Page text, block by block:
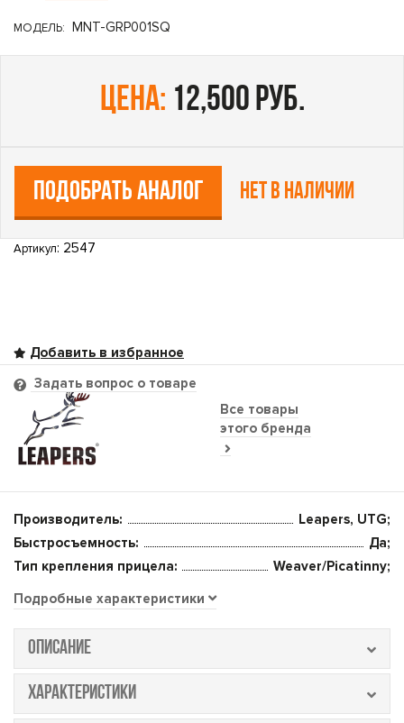
МОДЕЛЬ: MNT-GRP001SQ
цена: 12,500 руб.
ПОДОБРАТЬ АНАЛОГ Нет в наличии
Артикул: 2547
Все товары
этого бренда
Задать вопрос о товаре
Производитель:
Leapers, UTG;
Быстросъемность:
Да;
Тип крепления прицела:
Weaver/Picatinny;
Подробные характеристики
ОПИСАНИЕ
ХАРАКТЕРИСТИКИ